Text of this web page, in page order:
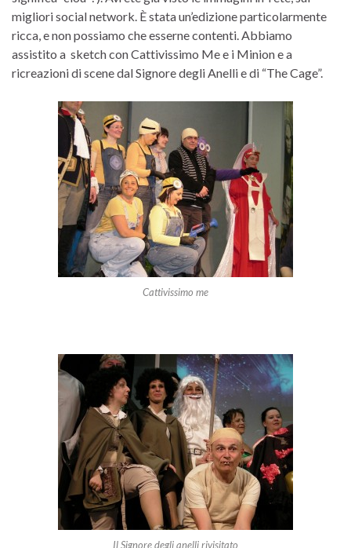
migliori social network. È stata un’edizione particolarmente
ricca, e non possiamo che esserne contenti. Abbiamo
assistito a sketch con Cattivissimo Me e i Minion e a
ricreazioni di scene dal Signore degli Anelli e di “The Cage”.
Cattivissimo me
Il Signore degli anelli rivisitato